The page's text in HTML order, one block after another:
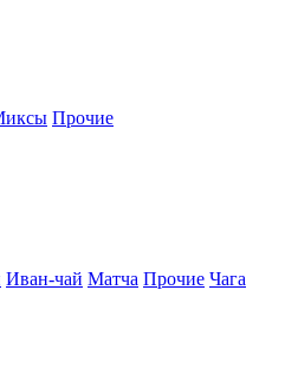
Прочие
Иван-чай Матча Прочие Чага